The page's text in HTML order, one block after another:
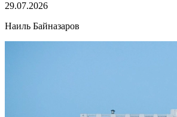
29.07.2026
Наиль Байназаров